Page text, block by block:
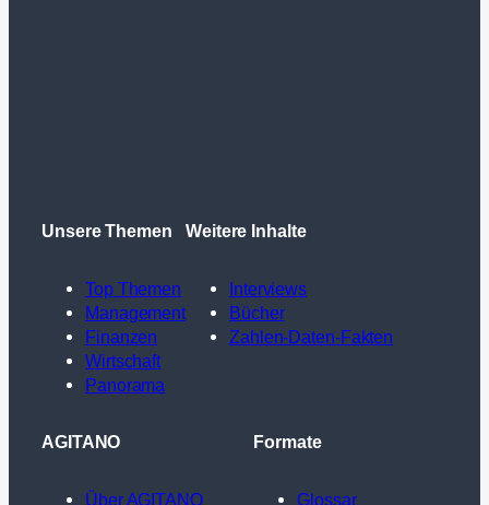
Unsere Themen
Top Themen
Management
Finanzen
Wirtschaft
Panorama
Weitere Inhalte
Interviews
Bücher
Zahlen-Daten-Fakten
AGITANO
Über AGITANO
Formate
Glossar